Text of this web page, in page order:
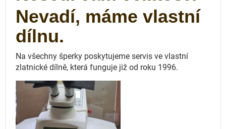
Nevadí, máme vlastní
dílnu.
Na všechny šperky poskytujeme servis ve vlastní
zlatnické dílně, která funguje již od roku 1996.